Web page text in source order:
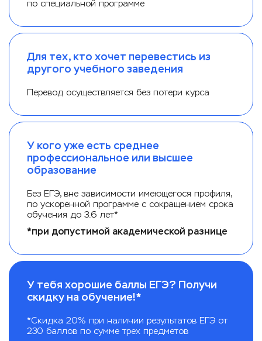
по специальной программе
Для тех, кто хочет перевестись из
другого учебного заведения
Перевод осуществляется без потери курса
У кого уже есть среднее
профессиональное или высшее
образование
Без ЕГЭ, вне зависимости имеющегося профиля,
по ускоренной программе с сокращением срока
обучения до 3.6 лет*
*при допустимой академической разнице
У тебя хорошие баллы ЕГЭ? Получи
скидку на обучение!*
*Скидка 20% при наличии результатов ЕГЭ от
230 баллов по сумме трех предметов